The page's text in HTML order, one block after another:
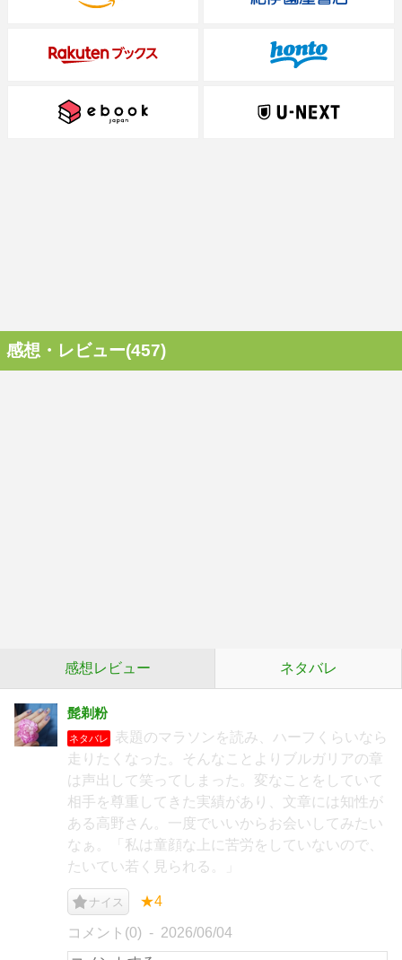
感想・レビュー(457)
感想レビュー ネタバレ
髭剃粉
ネタバレ
表題のマラソンを読み、ハーフくらいなら
走りたくなった。そんなことよりブルガリアの章
は声出して笑ってしまった。変なことをしていて
相手を尊重してきた実績があり、文章には知性が
ある高野さん。一度でいいからお会いしてみたい
なぁ。「私は童顔な上に苦労をしていないので、
たいてい若く見られる。」
ナイス ★4
コメント(0) 2026/06/04